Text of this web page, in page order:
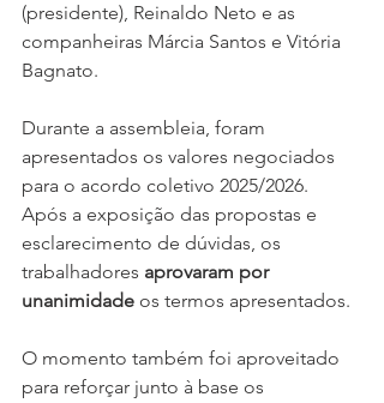
(presidente), Reinaldo Neto e as
companheiras Márcia Santos e Vitória
Bagnato.
Durante a assembleia, foram
apresentados os valores negociados
para o acordo coletivo 2025/2026.
Após a exposição das propostas e
esclarecimento de dúvidas, os
trabalhadores aprovaram por
unanimidade os termos apresentados.
O momento também foi aproveitado
para reforçar junto à base os